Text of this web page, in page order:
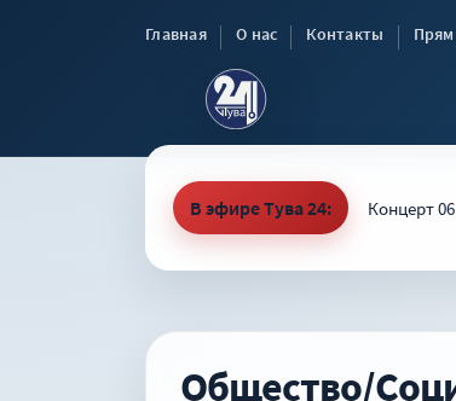
Главная О нас Контакты
В эфире Тува 24: Концерт
Общество/